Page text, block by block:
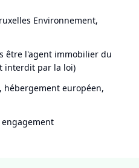
Environnement,
être l'agent immobilier du
interdit par la loi)
hébergement européen,
engagement